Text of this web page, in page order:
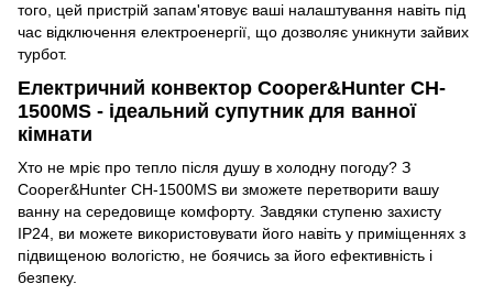
того, цей пристрій запам'ятовує ваші налаштування навіть під
час відключення електроенергії, що дозволяє уникнути зайвих
турбот.
Електричний конвектор Cooper&Hunter CH-
1500MS - ідеальний супутник для ванної
кімнати
Хто не мріє про тепло після душу в холодну погоду? З
Cooper&Hunter CH-1500MS ви зможете перетворити вашу
ванну на середовище комфорту. Завдяки ступеню захисту
IP24, ви можете використовувати його навіть у приміщеннях з
підвищеною вологістю, не боячись за його ефективність і
безпеку.